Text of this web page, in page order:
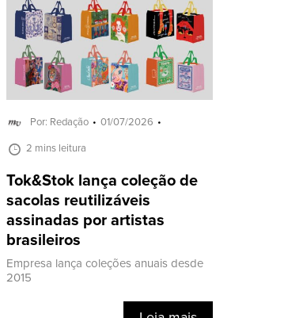
Por: Redação 01/07/2026
2 mins leitura
Tok&Stok lança coleção de
sacolas reutilizáveis
assinadas por artistas
brasileiros
Empresa lança coleções anuais desde
2015